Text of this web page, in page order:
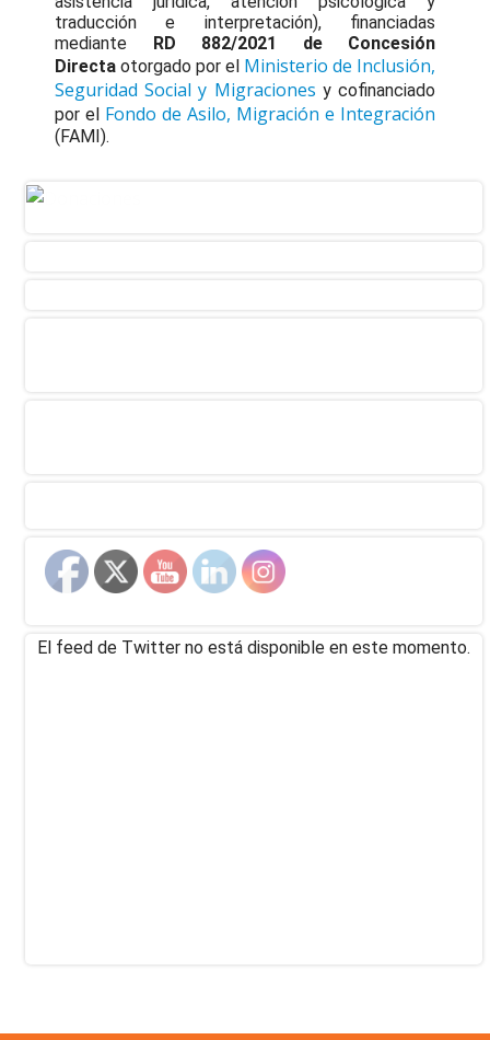
traducción e interpretación), financiadas
mediante RD 882/2021 de Concesión
Directa otorgado por el Ministerio de Inclusión,
Seguridad Social y Migraciones y cofinanciado
por el Fondo de Asilo, Migración e Integración
(FAMI).
El feed de Twitter no está disponible en este momento.